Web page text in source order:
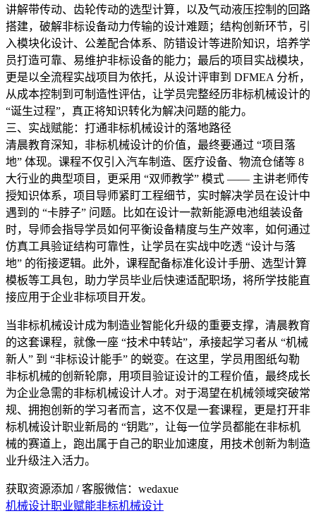
讲解带传动、齿轮传动的选型计算，以及气动液压控制的回路
搭建，破解非标设备动力传输的设计难题；结构创新环节，引
入模块化设计、公差配合体系、防错设计等进阶知识，培养学
员打造可靠、易维护非标设备的能力；最后的项目实战模块，
更是以全流程实战项目为依托，从设计评审到 DFMEA 分析，
从成本控制到可制造性评估，让学员完整经历非标机械设计的
“诞生过程”，真正将知识转化为解决问题的能力。
三、实战赋能：打通非标机械设计的落地路径
清晨教育深知，非标机械设计的价值，最终要通过 “项目落
地” 体现。课程不仅引入汽车制造、医疗设备、物流仓储等 8
大行业的典型项目，更采用 “双师教学” 模式 —— 主讲老师传
授知识体系，项目导师紧盯工程细节，实时解决学员在设计中
遇到的 “卡脖子” 问题。比如在设计一款新能源电池组装设备
时，导师会指导学员如何平衡设备精度与生产效率，如何通过
仿真工具验证结构可靠性，让学员在实战中吃透 “设计与落
地” 的衔接逻辑。此外，课程配备标准化设计手册、选型计算
模板等工具包，助力学员毕业后快速适配职场，将所学技能直
接应用于企业非标项目开发。
当非标机械设计成为制造业智能化升级的重要支撑，清晨教育
的这套课程，就像一座 “技术中转站”，承接起学习者从 “机械
新人” 到 “非标设计能手” 的蜕变。在这里，学员用图纸勾勒
非标机械的创新轮廓，用项目验证设计的工程价值，最终成长
为企业急需的非标机械设计人才。对于渴望在机械领域突破常
规、拥抱创新的学习者而言，这不仅是一套课程，更是打开非
标机械设计职业新局的 “钥匙”，让每一位学员都能在非标机
械的赛道上，跑出属于自己的职业加速度，用技术创新为制造
业升级注入活力。
获取资源添加 / 客服微信：wedaxue
机械设计职业赋能非标机械设计